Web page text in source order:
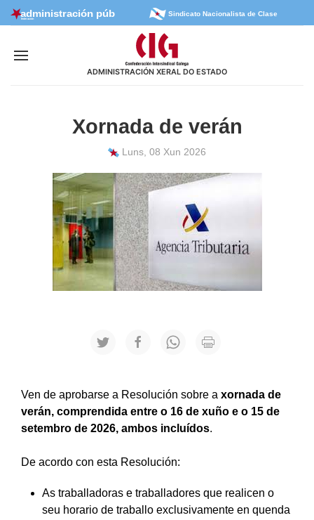
Sindicato Nacionalista de Clase
ADMINISTRACIÓN XERAL DO ESTADO
Xornada de verán
Luns, 08 Xun 2026
Ven de aprobarse a Resolución sobre a xornada de
verán, comprendida entre o 16 de xuño e o 15 de
setembro de 2026, ambos incluídos.
De acordo con esta Resolución:
As traballadoras e traballadores que realicen o
seu horario de traballo exclusivamente en quenda